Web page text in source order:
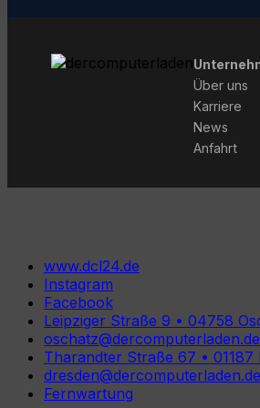
Über uns
Karriere
News
Anfahrt
www.dcl24.de
Instagram
Facebook
Leipziger Straße 9 • 04758
oschatz@dercomputerladen.de
Tharandter Straße 67 • 01187
dresden@dercomputerladen.de
Fernwartung